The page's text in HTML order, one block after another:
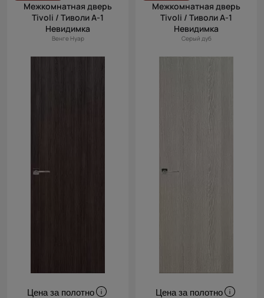
Межкомнатная дверь
Tivoli / Тиволи А-1
Невидимка
Венге Нуар
Цена за полотно
Межкомнатная дверь
Tivoli / Тиволи А-1
Невидимка
Серый дуб
Цена за полотно